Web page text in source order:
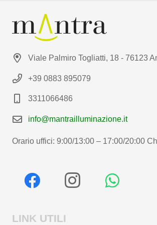
Viale Palmiro Togliatti, 18 - 76123
+39 0883 895079
3311066486
info@mantrailluminazione.it
Orario uffici: 9:00/13:00 – 17:00/20:00
LINK UTILI